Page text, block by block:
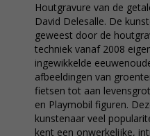
Houtgravure van de
David Delesalle. De
geweest door de
techniek vanaf 2008
ingewikkelde
afbeeldingen van
fietsen tot aan
en Playmobil figuren.
kunstenaar veel
kent een onwerkelijke,